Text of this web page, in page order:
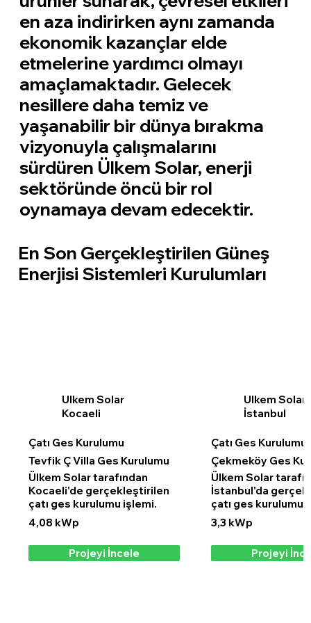
en aza indirirken aynı zamanda
ekonomik kazançlar elde
etmelerine yardımcı olmayı
amaçlamaktadır. Gelecek
nesillere daha temiz ve
yaşanabilir bir dünya bırakma
vizyonuyla çalışmalarını
sürdüren Ülkem Solar, enerji
sektöründe öncü bir rol
oynamaya devam edecektir.
En Son Gerçekleştirilen Güneş
Enerjisi Sistemleri Kurulumları
Ulkem Solar
Kocaeli
Çatı Ges Kurulumu
Tevfik Ç Villa Ges Kurulumu
Ülkem Solar tarafından
Kocaeli'de gerçekleştirilen
çatı ges kurulumu işlemi.
4,08 kWp
Projeyi İncele
Ulkem Solar
İstanbul
Çatı Ges Kurulumu
Çekmeköy Ges
Ülkem Solar
İstanbul'da
çatı ges kurulumu
3,3 kWp
Projeyi